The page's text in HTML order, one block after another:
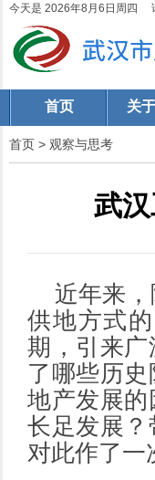
今天是 2026年8月6日周四
首页 关
首页 > 观察与思考
武
近年来，
供地方式
期，引来
了哪些历
地产发展
长足发展
对此作了一